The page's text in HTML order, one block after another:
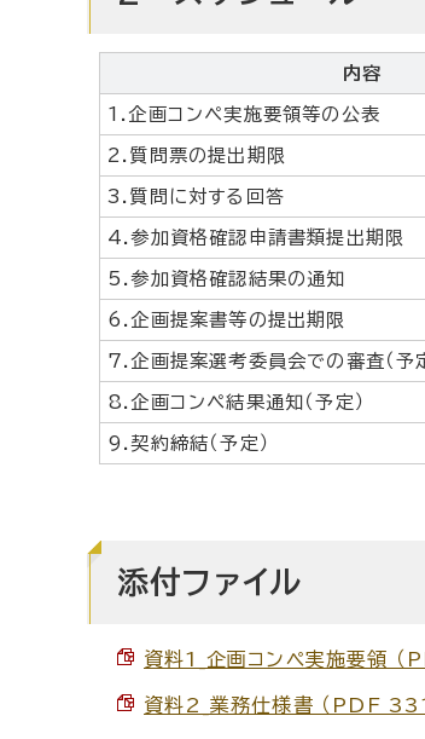
内容
1.企画コンペ実施要領等の公表
2.質問票の提出期限
3.質問に対する回答
4.参加資格確認申請書類提出期限
5.参加資格確認結果の通知
6.企画提案書等の提出期限
7.企画提案選考委員会での審査（予
8.企画コンペ結果通知（予定）
9.契約締結（予定）
添付ファイル
資料1_企画コンペ実施要領
資料2_業務仕様書 （PDF